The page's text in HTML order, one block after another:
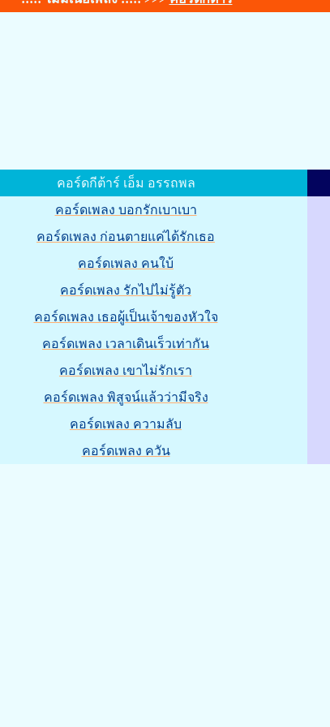
คอร์ดกีต้าร์ เอ็ม อรรถพล
คอร์ดเพลง บอกรักเบาเบา
คอร์ดเพลง ก่อนตายแค่ได้รักเธอ
คอร์ดเพลง คนใบ้
คอร์ดเพลง รักไปไม่รู้ตัว
คอร์ดเพลง เธอผู้เป็นเจ้าของหัวใจ
คอร์ดเพลง เวลาเดินเร็วเท่ากัน
คอร์ดเพลง เขาไม่รักเรา
คอร์ดเพลง พิสูจน์แล้วว่ามีจริง
คอร์ดเพลง ความลับ
คอร์ดเพลง ควัน